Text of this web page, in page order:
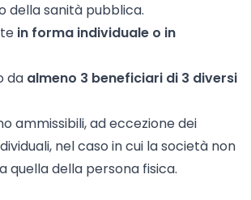
della sanità pubblica.
in forma individuale o in
da almeno 3 beneficiari di 3 diversi
ammissibili, ad eccezione dei
nel caso in cui la società non
quella della persona fisica.